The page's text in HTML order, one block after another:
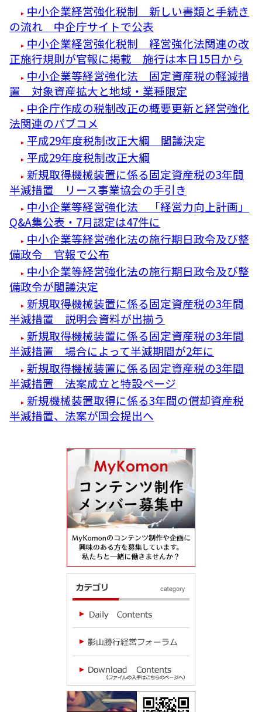
中小企業経営強化税制 新しい書類と手続き
の流れ 中企庁サイトで公表
中小企業経営強化税制 経営強化法関連の改
正施行規則が官報に掲載 施行は本日15日から
中小企業等経営強化法 固定資産税の軽減措
置 対象資産拡大と地域・業種限定
中企庁作成の税制改正の概要更新と経営強化
法関連のパブコメ
平成29年度税制改正大綱 閣議決定
平成29年度税制改正大綱
新規取得機械装置に係る固定資産税の3年間
半減措置 リース事業協会の手引き
中小企業等経営強化法 「経営力向上計画」
Q&A集公表・7月認定は47件に
中小企業等経営強化法の施行期日政令及び整
備政令 官報で公布
中小企業等経営強化法の施行期日政令及び整
備政令が閣議決定
新規取得機械装置に係る固定資産税の3年間
半減措置 説明会資料が出揃う
新規取得機械装置に係る固定資産税の3年間
半減措置 場合によって半減期間が2年に
新規取得機械装置に係る固定資産税の3年間
半減措置 法案成立と特設ページ
新規機械装置取得に係る3年間の償却資産税
半減措置、法案が国会提出へ